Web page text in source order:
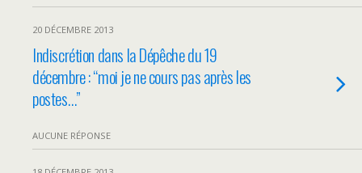
20 DÉCEMBRE 2013
Indiscrétion dans la Dépêche du 19
décembre : “moi je ne cours pas après les
postes…”
AUCUNE RÉPONSE